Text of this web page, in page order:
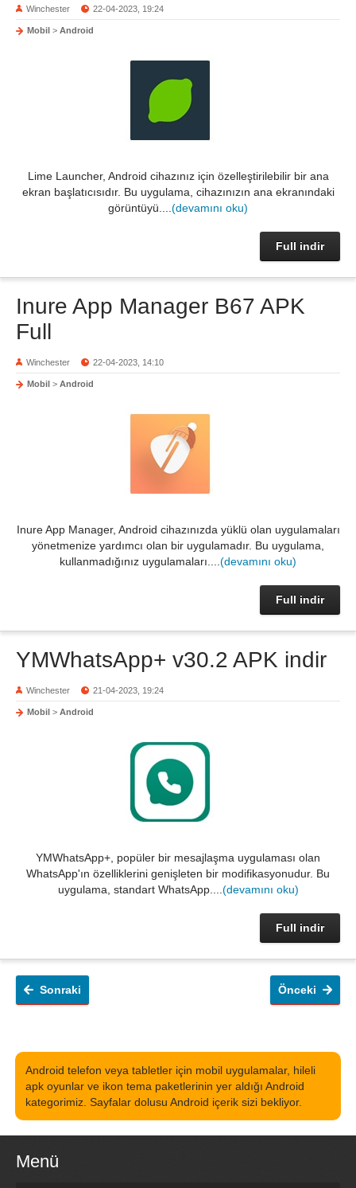
Winchester 22-04-2023, 19:24
Mobil > Android
Lime Launcher, Android cihazınız için özelleştirilebilir bir ana
ekran başlatıcısıdır. Bu uygulama, cihazınızın ana ekranındaki
görüntüyü.... (devamını oku)
Full indir
Inure App Manager B67 APK
Full
Winchester 22-04-2023, 14:10
Mobil > Android
Inure App Manager, Android cihazınızda yüklü olan uygulamaları
yönetmenize yardımcı olan bir uygulamadır. Bu uygulama,
kullanmadığınız uygulamaları.... (devamını oku)
Full indir
YMWhatsApp+ v30.2 APK indir
Winchester 21-04-2023, 19:24
Mobil > Android
YMWhatsApp+, popüler bir mesajlaşma uygulaması olan
WhatsApp'ın özelliklerini genişleten bir modifikasyonudur. Bu
uygulama, standart WhatsApp.... (devamını oku)
Full indir
Önceki
Sonraki
Android telefon veya tabletler için mobil uygulamalar, hileli
apk oyunlar ve ikon tema paketlerinin yer aldığı Android
kategorimiz. Sayfalar dolusu Android içerik sizi bekliyor.
Menü